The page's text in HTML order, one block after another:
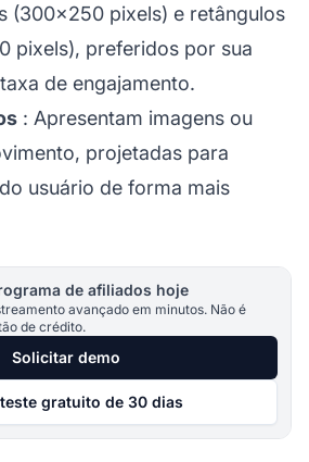
(300×250 pixels) e retângulos
pixels), preferidos por sua
de engajamento.
: Apresentam imagens ou
projetadas para
usuário de forma mais
de afiliados hoje
avançado em minutos. Não é
de crédito.
Solicitar demo
gratuito de 30 dias